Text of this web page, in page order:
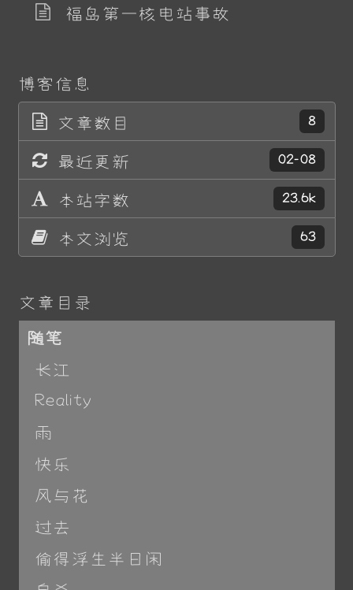
福岛第一核电站事故
博客信息
文章数目
8
最近更新 02-08
本站字数 23.6k
本文浏览 63
文章目录
随笔
长江
Reality
雨
快乐
风与花
过去
偷得浮生半日闲